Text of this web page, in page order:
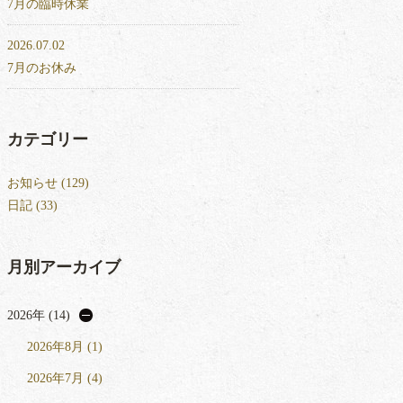
7月の臨時休業
2026.07.02
7月のお休み
カテゴリー
お知らせ (129)
日記 (33)
月別アーカイブ
2026年 (14)
2026年8月 (1)
2026年7月 (4)